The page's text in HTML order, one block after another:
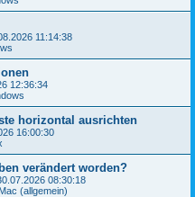
11:14:38
12:36:34
horizontal ausrichten
16:00:30
verändert worden?
08:30:18
(allgemein)